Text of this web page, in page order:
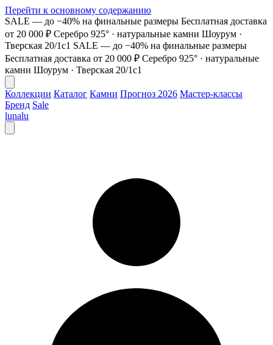
Перейти к основному содержанию
SALE — до −40% на финальные размеры Бесплатная доставка
от 20 000 ₽ Серебро 925° · натуральные камни Шоурум ·
Тверская 20/1с1 SALE — до −40% на финальные размеры
Бесплатная доставка от 20 000 ₽ Серебро 925° · натуральные
камни Шоурум · Тверская 20/1с1
Коллекции Каталог Камни Прогноз 2026 Мастер-классы
Бренд Sale
lunalu